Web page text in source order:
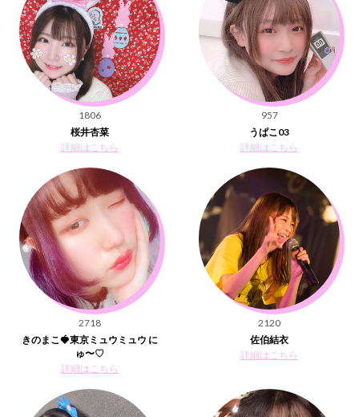
1806
桜井杏菜
詳細はこちら
957
うぱこ03
詳細はこちら
2718
きのまこ🍓東京ミュウミュウ に
ゅ〜♡
詳細はこちら
2120
佐伯結衣
詳細はこちら